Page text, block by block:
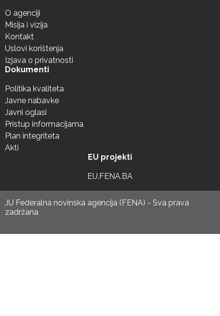
O agenciji
Misija i vizija
Kontakt
Uslovi korištenja
Izjava o privatnosti
Dokumenti
Politika kvaliteta
Javne nabavke
Javni oglasi
Pristup informacijama
Plan integriteta
Akti
EU projekti
EU.FENA.BA
JU Federalna novinska agencija (FENA) - Sva prava
zadržana